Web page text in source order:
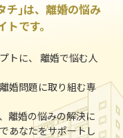
チ｣は、離婚の悩み
です。
トに、 離婚で悩む人
婚問題に取り組む専
離婚の悩みの解決に
あなたをサポートし